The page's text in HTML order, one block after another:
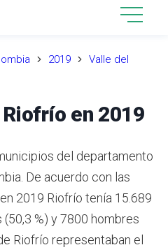
2019
Valle del
en 2019
del departamento
De acuerdo con las
en 2019 Riofrío tenía 15.689
%) y 7800 hombres
Riofrío representaban el